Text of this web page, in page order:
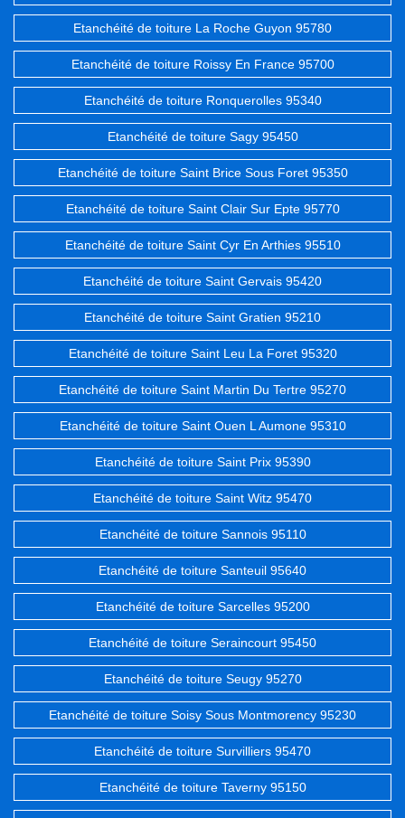
Etanchéité de toiture La Roche Guyon 95780
Etanchéité de toiture Roissy En France 95700
Etanchéité de toiture Ronquerolles 95340
Etanchéité de toiture Sagy 95450
Etanchéité de toiture Saint Brice Sous Foret 95350
Etanchéité de toiture Saint Clair Sur Epte 95770
Etanchéité de toiture Saint Cyr En Arthies 95510
Etanchéité de toiture Saint Gervais 95420
Etanchéité de toiture Saint Gratien 95210
Etanchéité de toiture Saint Leu La Foret 95320
Etanchéité de toiture Saint Martin Du Tertre 95270
Etanchéité de toiture Saint Ouen L Aumone 95310
Etanchéité de toiture Saint Prix 95390
Etanchéité de toiture Saint Witz 95470
Etanchéité de toiture Sannois 95110
Etanchéité de toiture Santeuil 95640
Etanchéité de toiture Sarcelles 95200
Etanchéité de toiture Seraincourt 95450
Etanchéité de toiture Seugy 95270
Etanchéité de toiture Soisy Sous Montmorency 95230
Etanchéité de toiture Survilliers 95470
Etanchéité de toiture Taverny 95150